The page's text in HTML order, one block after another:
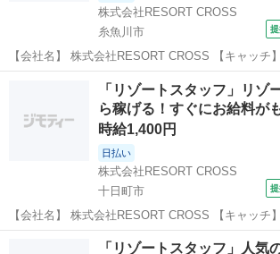
株式会社RESORT CROSS
糸魚川市
【会社名】 株式会社RESORT CROSS 【キャッチ】 「リゾートスタ
ッフ」リゾート地で働きながら稼げる！すぐにお給
い制度あり！来社×履歴書いらずでらくちん！ 【コメント】 ＼新規ス
タッフ100名以上...
糸魚川市 ホテル
「リゾートスタッフ」リゾ
ら稼げる！すぐにお給料が
時給1,400円
日払い
株式会社RESORT CROSS
十日町市
【会社名】 株式会社RESORT CROSS 【キャッチ】 「リゾートスタ
ッフ」リゾート地で働きながら稼げる！すぐにお給
い制度あり！来社×履歴書いらずでらくちん！ 【コメント】 ＼新規ス
十日町市 ホテル
「リゾートスタッフ」人気